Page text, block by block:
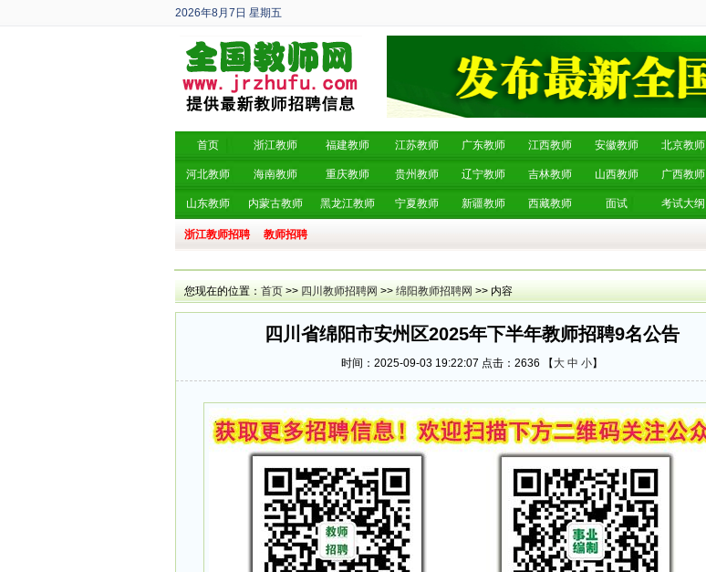
2026年8月7日 星期五
丙午年 六月廿五
首页 浙江教师 福建教师 江苏教师 广东教师 江西教师 安徽教师 北京教师
河北教师 海南教师 重庆教师 贵州教师 辽宁教师 吉林教师 山西教师 广西教师
山东教师 内蒙古教师 黑龙江教师 宁夏教师 新疆教师 西藏教师 面试 考试大纲
浙江教师招聘 教师招聘
您现在的位置： 首页 >> 四川教师招聘网 >> 绵阳教师招聘网 >> 内容
四川省绵阳市安州区2025年下半年教师招聘9名公告
时间：2025-09-03 19:22:07 点击： 2636 【 大 中 小】